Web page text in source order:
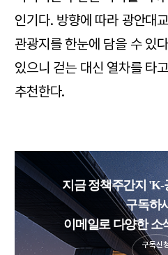
인기다. 방향에 따라 광안대
관광지를 한눈에 담을 수 있
있으니 걷는 대신 열차를 타
추천한다.
지금 정책주간지
구독하
이메일로 다양한 소
구독신